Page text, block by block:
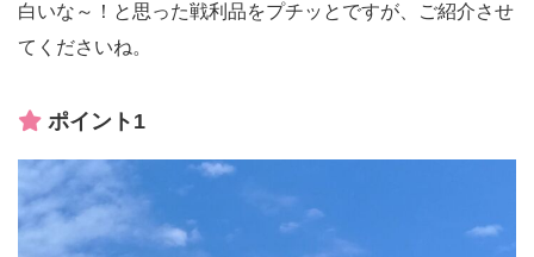
白いな～！と思った戦利品をプチッとですが、ご紹介させ
てくださいね。
ポイント1